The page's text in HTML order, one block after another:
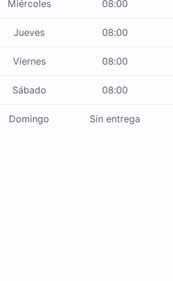
Miércoles 08:00
Jueves 08:00
Viernes 08:00
Sábado 08:00
Domingo Sin entrega